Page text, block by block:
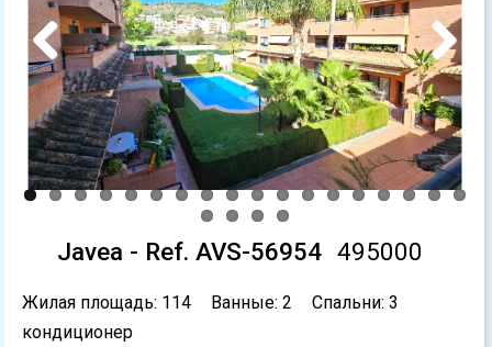
Previous Next
Javea - Ref. AVS-56954 495000
Жилая площадь: 114 Ванные: 2
Спальни: 3
кондиционер